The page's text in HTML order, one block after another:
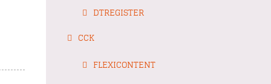
DTREGISTER
CCK
FLEXICONTENT